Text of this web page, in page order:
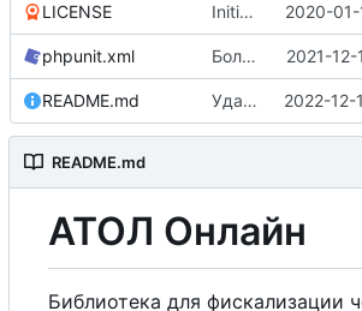
LICENSE Initial commit, v0.1.0-b 2020-
phpunit.xml Более корректный порядок тестов 2021-
README.md Удалена поддержка php8.0, корректировки по README 2022-
README.md
АТОЛ Онлайн
Библиотека для фискализации